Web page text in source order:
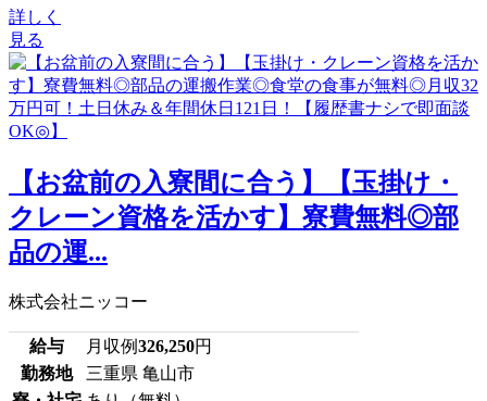
詳しく
見る
【お盆前の入寮間に合う】【玉掛け・
クレーン資格を活かす】寮費無料◎部
品の運...
株式会社ニッコー
給与 月収例326,250円
勤務地
三重県 亀山市